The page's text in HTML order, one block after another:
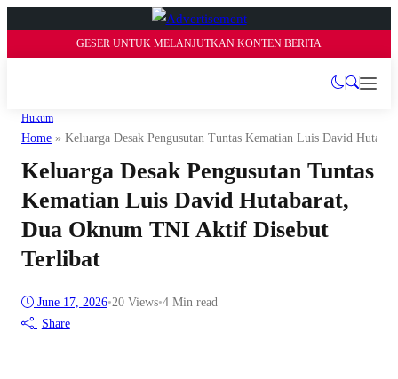
GESER UNTUK MELANJUTKAN KONTEN BERITA
Hukum
Home » Keluarga Desak Pengusutan Tuntas Kematian Luis David
Keluarga Desak Pengusutan Tuntas
Kematian Luis David Hutabarat,
Dua Oknum TNI Aktif Disebut
Terlibat
June 17, 2026•20 Views•4 Min read
Share